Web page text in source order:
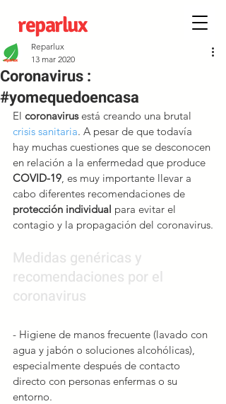
reparlux
Coronavirus :
#yomequedoencasa
Reparlux
13 mar 2020
El coronavirus está creando una brutal
crisis sanitaria. A pesar de que todavía
hay muchas cuestiones que se desconocen
en relación a la enfermedad que produce
COVID-19, es muy importante llevar a
cabo diferentes recomendaciones de
protección individual para evitar el
contagio y la propagación del coronavirus.
Medidas genéricas y
recomendaciones por el
coronavirus
- Higiene de manos frecuente (lavado con
agua y jabón o soluciones alcohólicas),
especialmente después de contacto
directo con personas enfermas o su
entorno.